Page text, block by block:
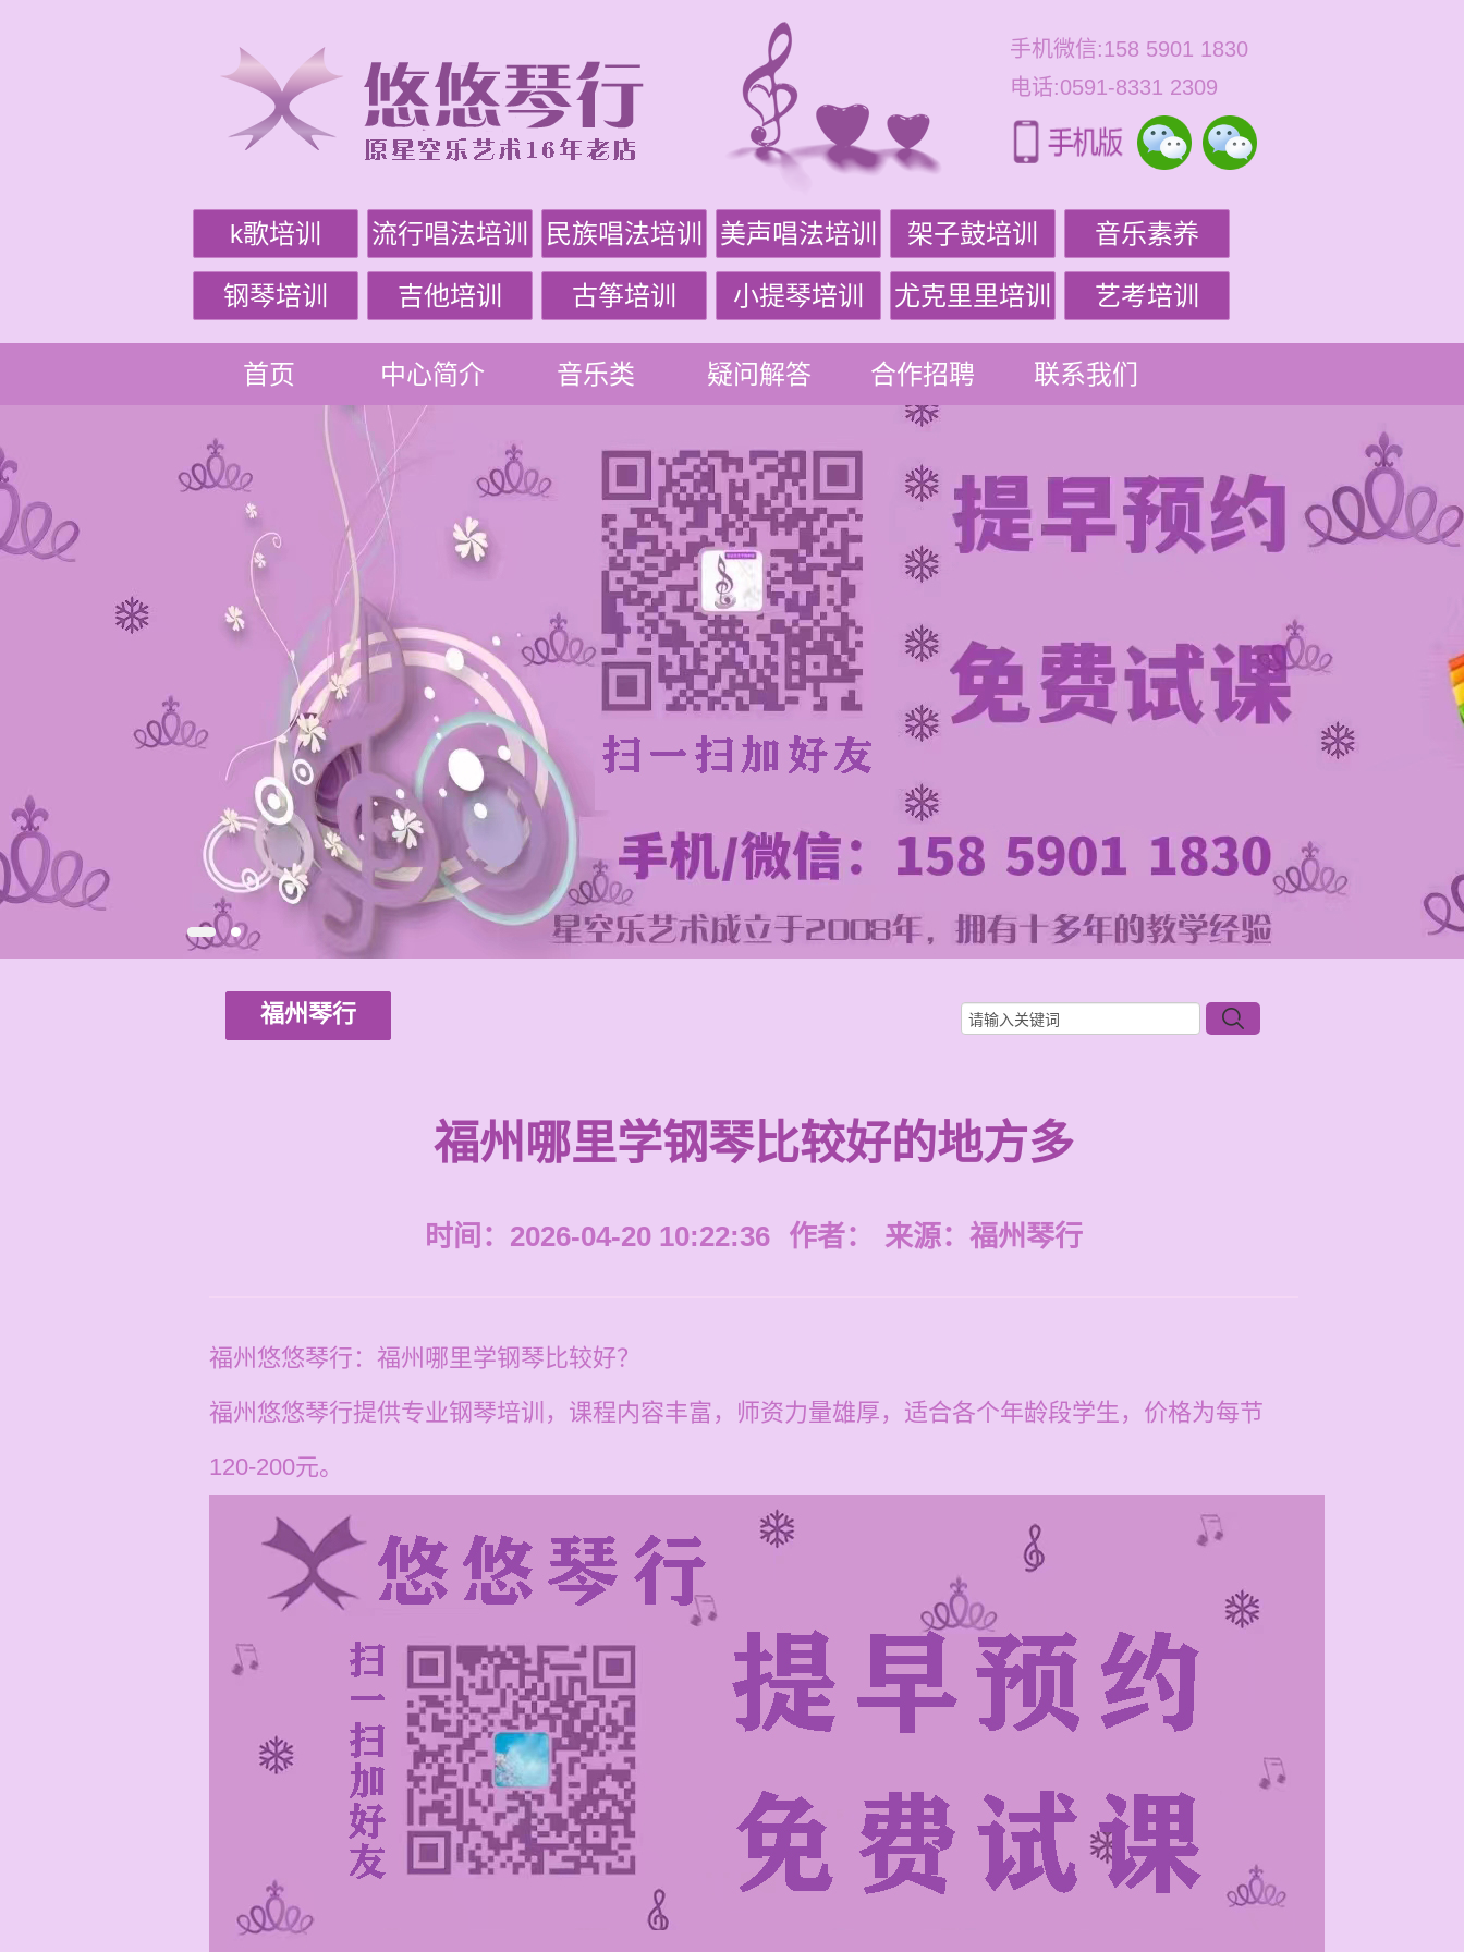
手机微信:158 5901 1830
电话:0591-8331 2309
k歌培训 流行唱法培训 民族唱法培训 美声唱法培训 架子鼓培训 音乐素养
钢琴培训 吉他培训 古筝培训 小提琴培训 尤克里里培训 艺考培训
首页 中心简介 音乐类 疑问解答 合作招聘 联系我们
福州琴行
福州哪里学钢琴比较好的地方多
时间：2026-04-20 10:22:36 作者： 来源： 福州琴行
福州悠悠琴行：福州哪里学钢琴比较好？
福州悠悠琴行提供专业钢琴培训，课程内容丰富，师资力量雄厚，适合各个年龄段学生，价格为每节
120-200元。